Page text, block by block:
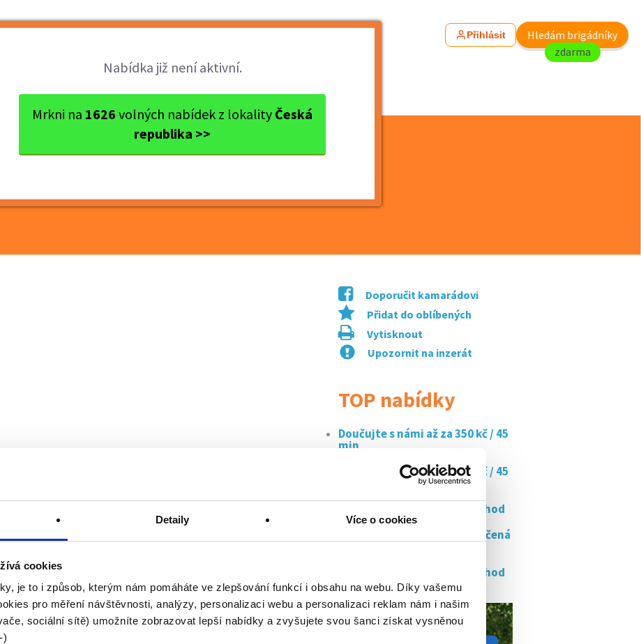
Detaily Více o cookies
cookies
je to i způsob, kterým nám pomáháte ve zlepšování funkcí i obsahu na webu. Díky vašemu
pro měření návštěvnosti, analýzy, personalizaci webu a personalizaci reklam nám i našim
sociální sítě) umožníte zobrazovat lepší nabídky a zvyšujete svou šanci získat vysněnou
)
Přihlásit
Hledám brigádníky
zdarma
Nabídka již není aktivní.
Mrkni na 1626 volných nabídek z lokality Česká
republika >>
Olomouc Olomouc Přípravné práce na běžeckém...
na běžeckém závodě -
Doporučit kamarádovi
Přidat do oblíbených
Vytisknout
Upozornit na inzerát
TOP nabídky
Doučujte s námi až za 350 kč / 45
min
Doučujte s námi až za 350 kč / 45
Ostraha marketů od 180kč/hod
Ranní směny srpen/říjen-točená
zmrzlina...
Ostraha marketů od 190kč/hod